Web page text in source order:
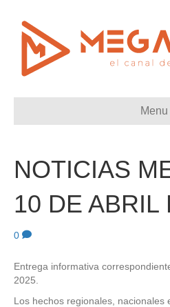
Menu
NOTICIAS
10 DE ABRIL
0
Entrega informativa
2025.
Los hechos regionales, nacionales